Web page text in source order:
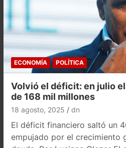
ECONOMÍA POLÍTICA
Volvió el déficit: en julio
de 168 mil millones
18 agosto, 2025 dn
El déficit financiero saltó un
empujado por el crecimiento